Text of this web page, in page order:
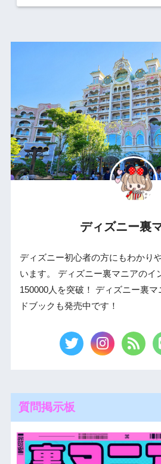
ディズニー裏
ディズニー初心者の方にもわかり
います。 ディズニー裏マニアのイ
150000人を突破！ ディズニー裏
ドブックも発売中です！
質問掲示板